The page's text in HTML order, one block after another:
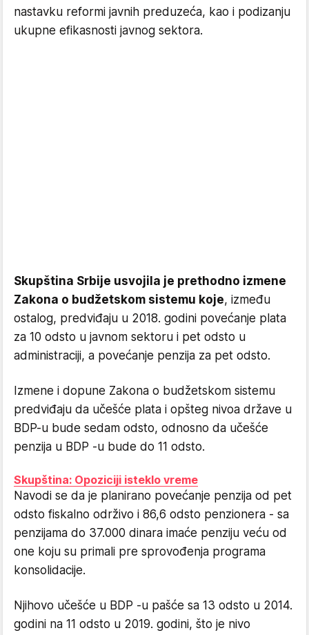
nastavku reformi javnih preduzeća, kao i podizanju
ukupne efikasnosti javnog sektora.
Skupština Srbije usvojila je prethodno izmene
Zakona o budžetskom sistemu koje, između
ostalog, predviđaju u 2018. godini povećanje plata
za 10 odsto u javnom sektoru i pet odsto u
administraciji, a povećanje penzija za pet odsto.
Izmene i dopune Zakona o budžetskom sistemu
predviđaju da učešće plata i opšteg nivoa države u
BDP-u bude sedam odsto, odnosno da učešće
penzija u BDP -u bude do 11 odsto.
Skupština: Opoziciji isteklo vreme
Navodi se da je planirano povećanje penzija od pet
odsto fiskalno održivo i 86,6 odsto penzionera - sa
penzijama do 37.000 dinara imaće penziju veću od
one koju su primali pre sprovođenja programa
konsolidacije.
Njihovo učešće u BDP -u pašće sa 13 odsto u 2014.
godini na 11 odsto u 2019. godini, što je nivo